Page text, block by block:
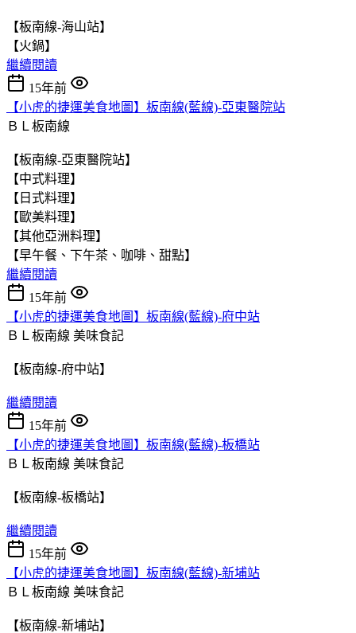
【板南線-海山站】
【火鍋】
繼續閱讀
15年前
【小虎的捷運美食地圖】板南線(藍線)-亞東醫院站
ＢＬ板南線
【板南線-亞東醫院站】
【中式料理】
【日式料理】
【歐美料理】
【其他亞洲料理】
【早午餐、下午茶、咖啡、甜點】
繼續閱讀
15年前
【小虎的捷運美食地圖】板南線(藍線)-府中站
ＢＬ板南線 美味食記
【板南線-府中站】
繼續閱讀
15年前
【小虎的捷運美食地圖】板南線(藍線)-板橋站
ＢＬ板南線 美味食記
【板南線-板橋站】
繼續閱讀
15年前
【小虎的捷運美食地圖】板南線(藍線)-新埔站
ＢＬ板南線 美味食記
【板南線-新埔站】